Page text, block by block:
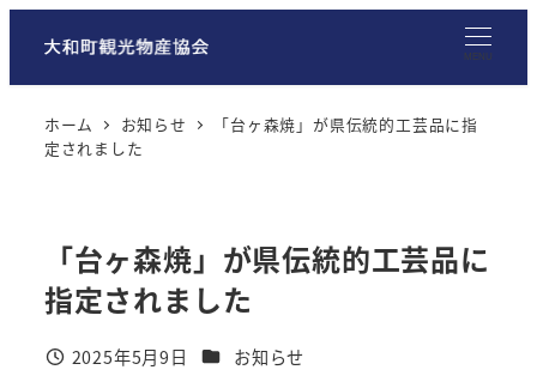
ン
MENU
ホーム お知らせ
「台ヶ森焼」が県伝統的工芸品に指
定されました
「台ヶ森焼」が県伝統的工芸品に
指定されました
投稿日2025年5月9日 カテゴリー
お知らせ